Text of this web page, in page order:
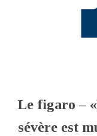
Le figaro –
sévère est